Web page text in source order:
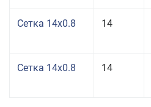
Сетка 14x0.8 14
Сетка 14x0.8 14